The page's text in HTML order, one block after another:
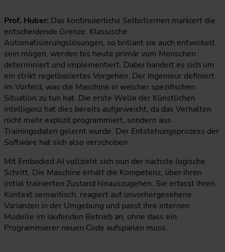
Prof. Huber: Das kontinuierliche Selbstlernen markiert die
entscheidende Grenze. Klassische
Automatisierungslösungen, so brillant sie auch entwickelt
sein mögen, werden bis heute primär vom Menschen
determiniert und implementiert. Dabei handelt es sich um
ein strikt regelbasiertes Vorgehen. Der Ingenieur definiert
im Vorfeld, was die Maschine in welcher spezifischen
Situation zu tun hat. Die erste Welle der Künstlichen
Intelligenz hat dies bereits aufgeweicht, da das Verhalten
nicht mehr explizit programmiert, sondern aus
Trainingsdaten gelernt wurde. Der Entstehungsprozess der
Software hat sich also verschoben.
Mit Embodied AI vollzieht sich nun der nächste logische
Schritt. Die Maschine erhält die Kompetenz, über ihren
initial trainierten Zustand hinauszugehen. Sie erfasst ihren
Kontext semantisch, reagiert auf unvorhergesehene
Varianzen in der Umgebung und passt ihre internen
Modelle im laufenden Betrieb an, ohne dass ein
Programmierer neuen Code aufspielen muss.